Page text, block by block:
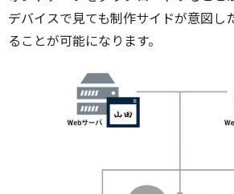
デバイスで見ても制作サイドが意図し
ることが可能になります。